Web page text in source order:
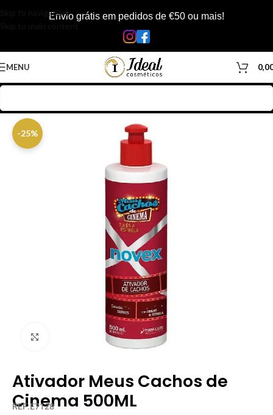
Skip to navigationEnvio grátis em pedidos de €50 ou mais!
MENU
-25%
Clique para ampliar
Ativador Meus Cachos de
Cinema 500ML
REF:E7128